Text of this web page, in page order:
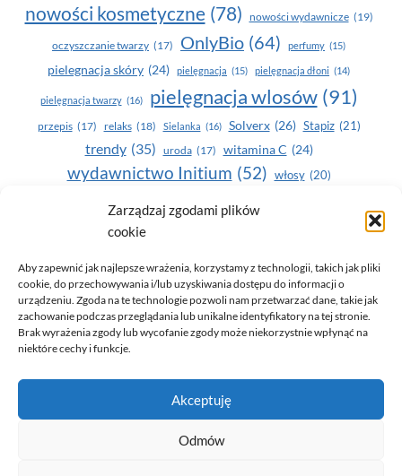
Zarządzaj zgodami plików
cookie
Aby zapewnić jak najlepsze wrażenia, korzystamy z technologii, takich jak pliki
cookie, do przechowywania i/lub uzyskiwania dostępu do informacji o
urządzeniu. Zgoda na te technologie pozwoli nam przetwarzać dane, takie jak
zachowanie podczas przeglądania lub unikalne identyfikatory na tej stronie.
Brak wyrażenia zgody lub wycofanie zgody może niekorzystnie wpłynąć na
niektóre cechy i funkcje.
Akceptuję
Odmów
nowości kosmetyczne (78) nowości wydawnicze (19)
oczyszczanie twarzy (17) OnlyBio (64) perfumy (15)
pielegnacja skóry (24) pielęgnacja (15) pielęgnacja dłoni (14)
pielęgnacja twarzy (16) pielęgnacja wlosów (91)
przepis (17) relaks (18) Sielanka (16) Solverx (26) Stapiz (21)
trendy (35) uroda (17) witamina C (24)
wydawnictwo Initium (52) włosy (20)
Yasumi(164) zdrowe zęby
zdrowie
© 2026 Only You - portal dla kobiet (uroda, moda, zdrowie)
opracowanie:AZDOBRESTRONY